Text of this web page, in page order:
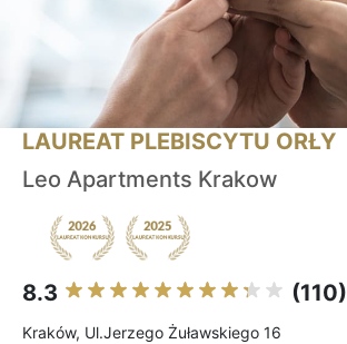
LAUREAT PLEBISCYTU ORŁY
Leo Apartments Krakow
8.3 (110)
Kraków, Ul.Jerzego Żuławskiego 16